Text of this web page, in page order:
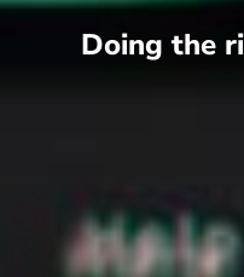
Doing the